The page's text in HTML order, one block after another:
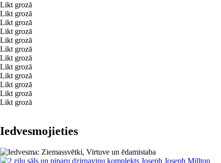
Likt grozā
Likt grozā
Likt grozā
Likt grozā
Likt grozā
Likt grozā
Likt grozā
Likt grozā
Likt grozā
Likt grozā
Likt grozā
Likt grozā
Iedvesmojieties